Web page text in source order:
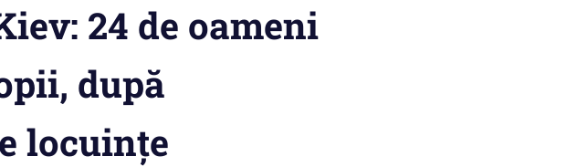
24 de oameni
după
locuințe